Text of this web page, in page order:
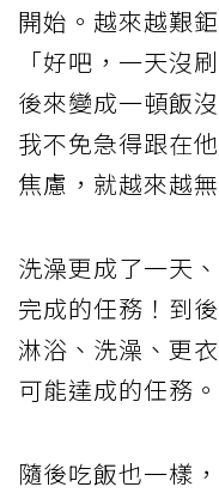
開始。越來越艱
「好吧，一天沒
後來變成一頓飯
我不免急得跟在
焦慮，就越來越
洗澡更成了一天
完成的任務！到
淋浴、洗澡、更
可能達成的任務。
隨後吃飯也一樣